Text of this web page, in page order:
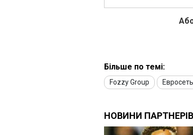
Більше по темі:
Fozzy Group Евросеть